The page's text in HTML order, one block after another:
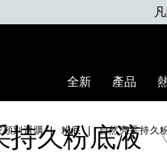
全新
產品
類別選購 粉底 自然亮采持久
持久粉底液